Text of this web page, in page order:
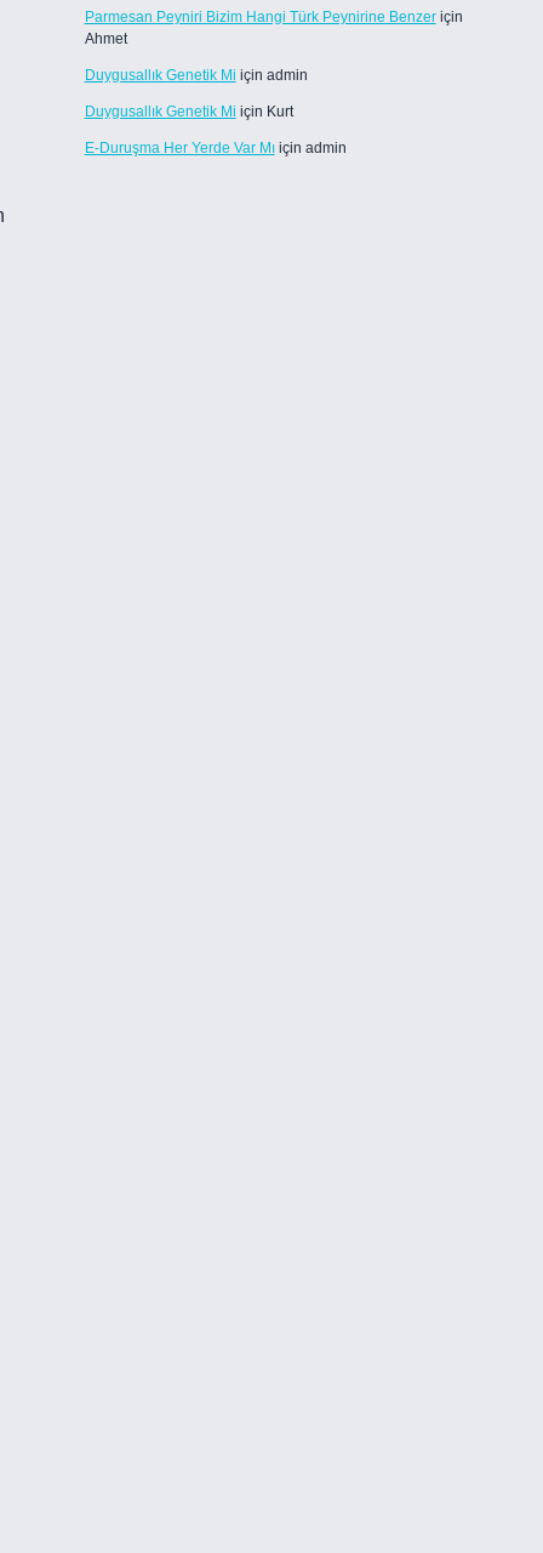
Parmesan Peyniri Bizim Hangi Türk Peynirine Benzeriçin
Ahmet
Duygusallık Genetik Mi için admin
Duygusallık Genetik Mi için Kurt
E-Duruşma Her Yerde Var Mıiçin admin